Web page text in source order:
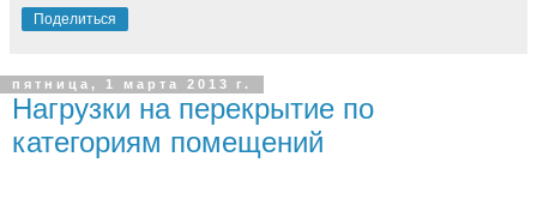
Поделиться
пятница, 1 марта 2013 г.
Нагрузки на перекрытие по
категориям помещений